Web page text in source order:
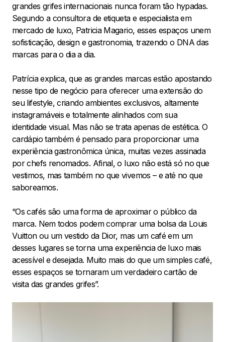
grandes grifes internacionais nunca foram tão hypadas.
Segundo a consultora de etiqueta e especialista em
mercado de luxo, Patricia Magario, esses espaços unem
sofisticação, design e gastronomia, trazendo o DNA das
marcas para o dia a dia.
Patrícia explica, que as grandes marcas estão apostando
nesse tipo de negócio para oferecer uma extensão do
seu lifestyle, criando ambientes exclusivos, altamente
instagramáveis e totalmente alinhados com sua
identidade visual. Mas não se trata apenas de estética. O
cardápio também é pensado para proporcionar uma
experiência gastronômica única, muitas vezes assinada
por chefs renomados. Afinal, o luxo não está só no que
vestimos, mas também no que vivemos – e até no que
saboreamos.
“Os cafés são uma forma de aproximar o público da
marca. Nem todos podem comprar uma bolsa da Louis
Vuitton ou um vestido da Dior, mas um café em um
desses lugares se torna uma experiência de luxo mais
acessível e desejada. Muito mais do que um simples café,
esses espaços se tornaram um verdadeiro cartão de
visita das grandes grifes”.